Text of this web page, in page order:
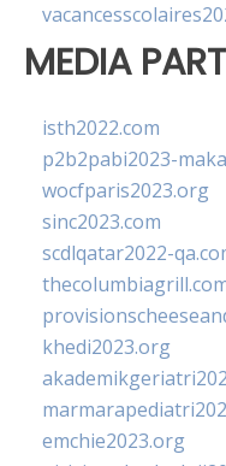
MEDIA
isth2022.com
p2b2pabi2023-
wocfparis2023.org
sinc2023.com
scdlqatar2022-
khedi2023.org
emchie2023.org